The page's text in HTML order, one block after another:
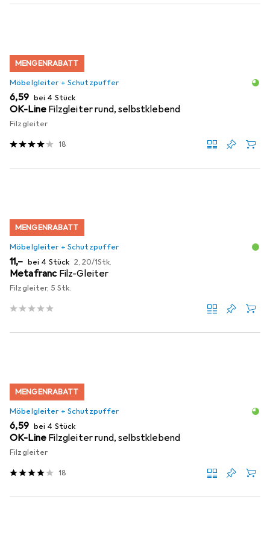
MENGENRABATT
Möbelgleiter + Schutzpuffer
EUR
6,59 bei 4 Stück
OK-Line Filzgleiter rund, selbstklebend
Filzgleiter
18
MENGENRABATT
Möbelgleiter + Schutzpuffer
EUR
11,– bei 4 Stück EUR
2,20/1Stk.
Metafranc Filz-Gleiter
Filzgleiter, 5 Stk.
MENGENRABATT
Möbelgleiter + Schutzpuffer
EUR
6,59 bei 4 Stück
OK-Line Filzgleiter rund, selbstklebend
Filzgleiter
18